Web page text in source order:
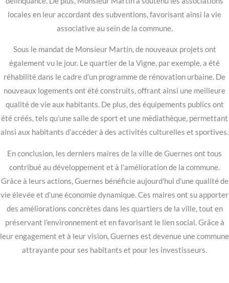
locales en leur accordant des subventions, favorisant ainsi la vie
associative au sein de la commune.
Sous le mandat de Monsieur Martin, de nouveaux projets ont
également vu le jour. Le quartier de la Vigne, par exemple, a été
réhabilité dans le cadre d’un programme de rénovation urbaine. De
nouveaux logements ont été construits, offrant ainsi une meilleure
qualité de vie aux habitants. De plus, des équipements publics ont
été créés, tels qu’une salle de sport et une médiathèque, permettant
ainsi aux habitants d’accéder à des activités culturelles et sportives.
En conclusion, les derniers maires de la ville de Guernes ont tous
contribué au développement et à l’amélioration de la commune.
Grâce à leurs actions, Guernes bénéficie aujourd’hui d’une qualité de
vie élevée et d’une économie dynamique. Ces maires ont su apporter
des améliorations concrètes dans les quartiers de la ville, tout en
préservant l’environnement et en favorisant le lien social. Grâce à
leur engagement et à leur vision, Guernes est devenue une commune
attrayante pour ses habitants et pour les investisseurs.